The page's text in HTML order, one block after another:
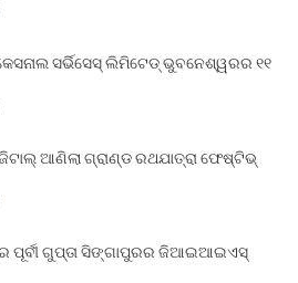
ସର୍ଭିସେସ୍ ଲିମିଟେଡ୍ ଭୁବନେଶ୍ୱରର ୧୧
ଆଣିଲା ଗ୍ରାଣ୍ଡ ରଥଯାତ୍ରା ଫେଷ୍ଟିଭ୍
ପୂର୍ବୀ ଗୁପ୍ତା ସିଙ୍ଗାପୁରର ଜିଆଇଆଇଏସ୍